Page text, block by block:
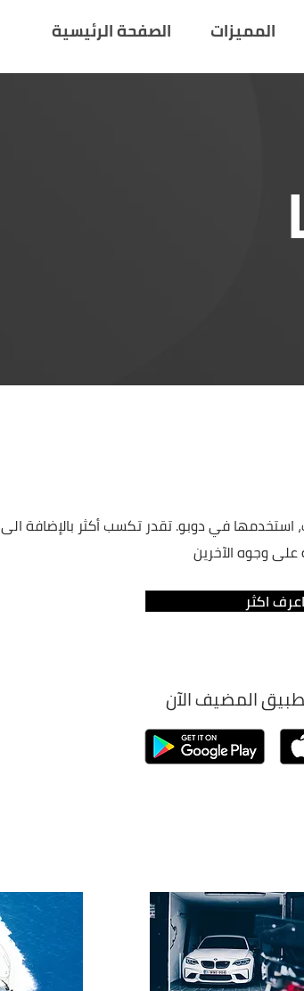
الصفحة الرئيسية المميزات
استخدمھا في دوبو. تقدر تكسب أكثر بالإضافة الى
وجوه الآخرين
اعرف اكثر
المضيف الآن